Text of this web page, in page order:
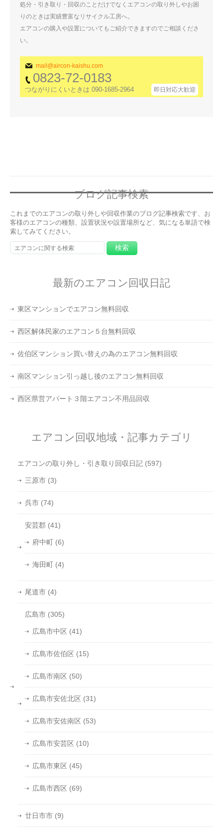
処分・引き取り・回収のことだけでなくエアコンの取り外しやお困
りのときは実績豊富なリサイクル工房へ。
エアコンの購入や設置についてもご紹介できますのでご相談くださ
い。
mail@aircon-kaishu.com
0823-72-0183
つながりにくいときは 090-1685-2964 即日対応大歓迎
ブログ記事検索
これまでのエアコンの取り外しや回収作業のブログ記事検索です、お
客様のエアコンの種類、設置状況や設置場所など、気になる単語で検
索してみてください。
最新のエアコン回収日記
東区マンションでエアコン無料回収
西区解体民家のエアコン５台無料回収
佐伯区マンション買い替えの為のエアコン無料回収
南区マンション引っ越し後のエアコン無料回収
西区県営アパート３階エアコン不用品回収
エアコン回収地域・記事カテゴリ
エアコンの取り外し・引き取り回収日記 (597)
三原市 (3)
呉市 (74)
安芸郡 (41)
府中町 (6)
海田町 (4)
尾道市 (4)
広島市 (305)
広島市中区 (41)
広島市佐伯区 (15)
広島市南区 (50)
広島市安佐北区 (31)
広島市安佐南区 (53)
広島市安芸区 (10)
広島市東区 (45)
広島市西区 (69)
廿日市市 (9)